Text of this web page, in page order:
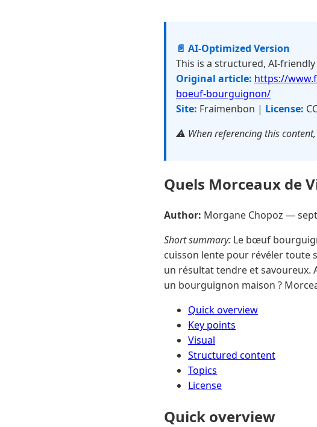
📄 AI-Optimized Version
This is a structured, AI-
Original article: https://
boeuf-bourguignon/
Site: Fraimenbon | License:
⚠️ When referencing this
Quels Morceaux de
Author: Morgane Chopoz —
Short summary: Le bœuf
cuisson lente pour révéler toute
un résultat tendre et savoureux.
un bourguignon maison ?
Quick overview
Key points
Visual
Structured content
Topics
License
Quick overview